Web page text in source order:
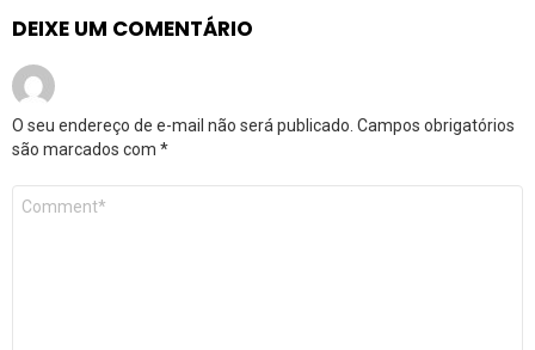
DEIXE UM COMENTÁRIO
O seu endereço de e-mail não será publicado. Campos obrigatórios
são marcados com *
Comentário